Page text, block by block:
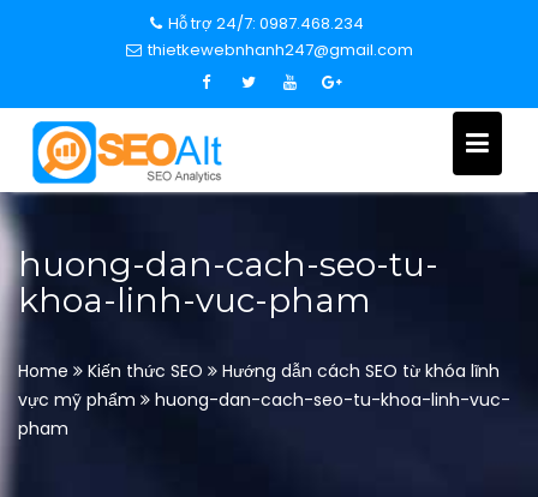
c
o
Hỗ trợ 24/7: 0987.468.234
thietkewebnhanh247@gmail.com
huong-dan-cach-seo-tu-
khoa-linh-vuc-pham
Home Kiến thức SEO
Hướng dẫn cách SEO từ khóa lĩnh
vực mỹ phẩm
huong-dan-cach-seo-tu-khoa-linh-vuc-
pham